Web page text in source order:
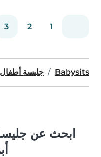
1
2
3
Babysits جليسة أطفال
ابحث عن